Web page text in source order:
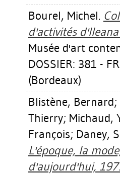
Bourel, Michel.
d'activités
Musée d'art
DOSSIER: 381 -
(Bordeaux)
Blistène, Bernard;
Thierry; Michaud,
François; Daney,
L'époque, la
d'aujourd'hui,